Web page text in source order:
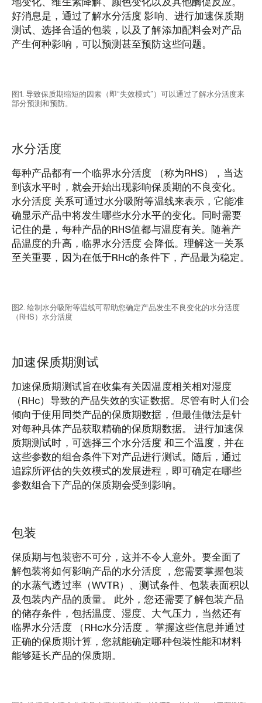
好消息是，通过了解水分活度 影响、进行加速保质期
测试、选择合适的包装，以及了解添加配料会对产品
产生何种影响，可以预测甚至预防这些问题。
图1. 导致保质期缩短的因素（即“失效模式”）可以通过了解水分活度来
部分预测和预防。
水分活度
每种产品都有一个临界水分活度 （称为RHS），当达
到该水平时，就会开始出现影响保质期的不良变化。
水分活度 关系可通过水分吸附等温线来表示，它能准
确显示产品中将发生哪些水分水平的变化。同时需要
记住的是，每种产品的RHS值都与温度有关。随着产
品温度的升高，临界水分活度 会降低。理解这一关系
至关重要，因为在低于RHc的条件下，产品最为稳定。
图2. 绘制水分吸附等温线可帮助您确定产品发生不良变化的水分活度
（RHS）水分活度
加速保质期测试
加速保质期测试旨在收集有关因温度相关相对湿度
（RHc）导致的产品失效的实证数据。尽管有时人们会
倾向于使用同类产品的保质期数据，但最佳做法是针
对每种具体产品获取精确的保质期数据。 进行加速保
质期测试时，可选择三个水分活度 和三个温度，并在
这些参数的组合条件下对产品进行测试。随后，通过
追踪所评估的失效模式的发展进程，即可确定在哪些
参数组合下产品的保质期会受到影响。
包装
保质期与包装密不可分，这并不令人意外。要全面了
解包装将如何影响产品的水分活度 ，您需要掌握包装
的水蒸气透过率（WVTR）、测试条件、包装表面积以
及包装内产品的质量。 此外，您还需要了解包装产品
的储存条件，包括温度、湿度、大气压力，当然还有
临界水分活度 （RHc水分活度 。掌握这些信息并通过
正确的保质期计算，您就能确定哪种包装性能和材料
能够延长产品的保质期。